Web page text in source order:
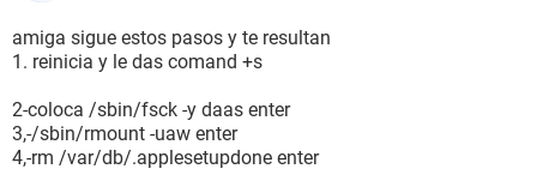
amiga sigue estos pasos y te resultan
1. reinicia y le das comand +s
2-coloca /sbin/fsck -y daas enter
3,-/sbin/rmount -uaw enter
4,-rm /var/db/.applesetupdone enter